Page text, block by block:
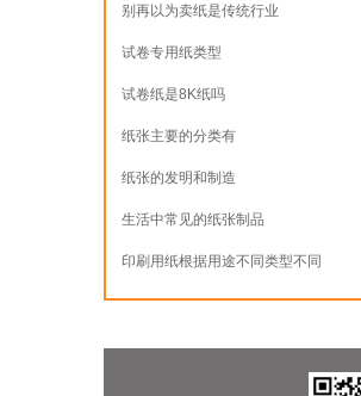
别再以为卖纸是传统行业
试卷专用纸类型
试卷纸是8K纸吗
纸张主要的分类有
纸张的发明和制造
生活中常见的纸张制品
印刷用纸根据用途不同类型不同